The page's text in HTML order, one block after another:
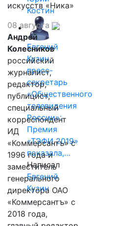
Костин
Евгений
Кузин,
пресс-
секретарь
«Общественного
телевидения
России»:
Премия
«ТЭФИ 2019»
показала,…
Написал
Евгений
Кузин
искусств «Ника»
08 августа
Андрей
Колесников
российский
журналист,
редактор,
публицист,
специальный
корреспондент
ИД
«Коммерсантъ» с
1996 года и
заместитель
генерального
директора ОАО
«Коммерсантъ» с
2018 года,